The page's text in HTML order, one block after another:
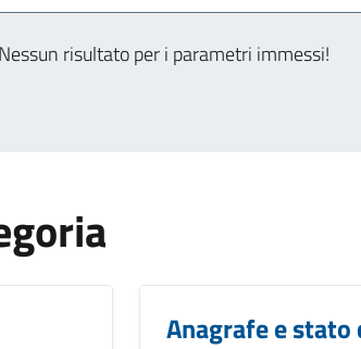
Nessun risultato per i parametri immessi!
Anagrafe e stato